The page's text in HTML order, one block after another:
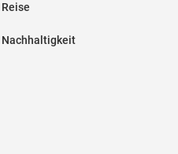
Reise
Nachhaltigkeit